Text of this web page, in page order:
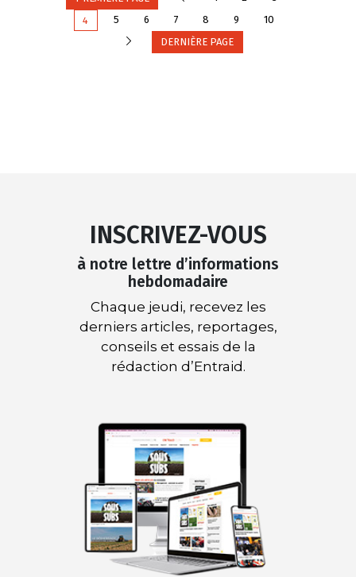
4
5 6 7 8 9
10
SuivanteDERNIÈRE PAGE
INSCRIVEZ-VOUS
à notre lettre d’informations
hebdomadaire
Chaque jeudi, recevez les
derniers articles, reportages,
conseils et essais de la
rédaction d’Entraid.